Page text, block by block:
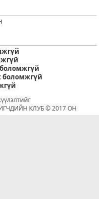
боломжгүй
боломжгүй
КЛУБ © 2017 ОН